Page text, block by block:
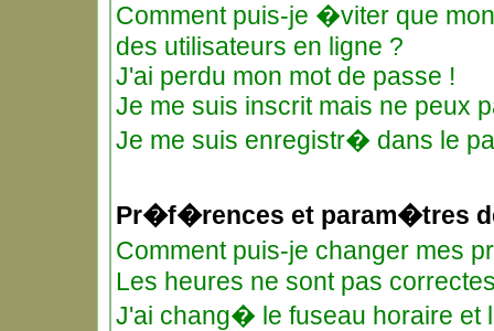
Comment puis-je �viter que
des utilisateurs en ligne ?
J'ai perdu mon mot de passe !
Je me suis inscrit mais ne peux
Je me suis enregistr� dans le
Pr�f�rences et param�tres
Comment puis-je changer mes
Les heures ne sont pas
J'ai chang� le fuseau horaire et